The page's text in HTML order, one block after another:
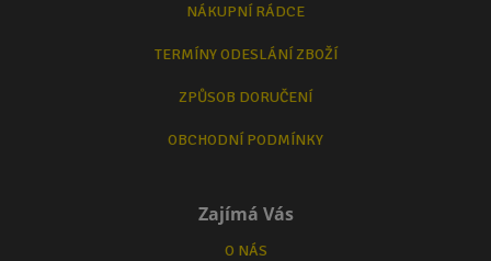
NÁKUPNÍ RÁDCE
TERMÍNY ODESLÁNÍ ZBOŽÍ
ZPŮSOB DORUČENÍ
OBCHODNÍ PODMÍNKY
Zajímá Vás
O NÁS